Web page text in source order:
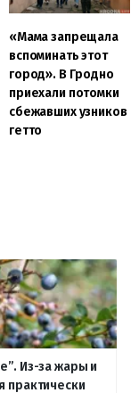
«Мама запрещала
вспоминать этот
город». В Гродно
приехали потомки
сбежавших узников
гетто
Из-за жары и
практически